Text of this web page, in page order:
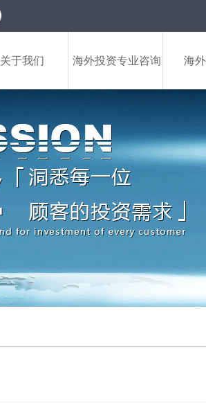
关于我们 海外投资专业咨询 海